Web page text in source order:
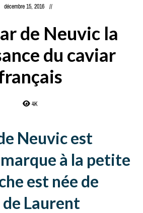
décembre 15, 2016
de Neuvic la
du caviar
4K
Neuvic est
à la petite
est née de
Laurent